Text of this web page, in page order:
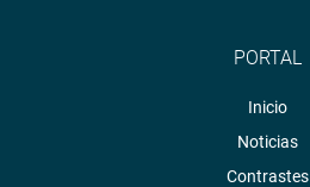
PORTAL
Inicio
Noticias
Contrastes